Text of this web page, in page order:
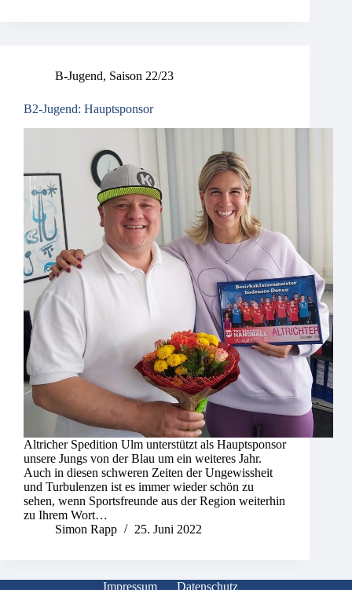
B-Jugend, Saison 22/23
B2-Jugend: Hauptsponsor
Altricher Spedition Ulm unterstützt als Hauptsponsor
unsere Jungs von der Blau um ein weiteres Jahr.
Auch in diesen schweren Zeiten der Ungewissheit
und Turbulenzen ist es immer wieder schön zu
sehen, wenn Sportsfreunde aus der Region weiterhin
zu Ihrem Wort…
Simon Rapp
25. Juni 2022
Impressum Datenschutz